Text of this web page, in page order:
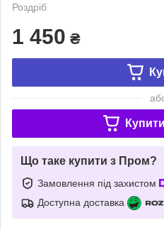
Роздріб
1 450 ₴
Що таке купити з Пром?
Замовлення під захистом
Доступна доставка